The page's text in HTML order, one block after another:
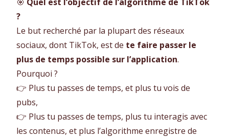
?
Le but recherché par la plupart des réseaux
sociaux, dont TikTok, est de te faire passer le
plus de temps possible sur l’application.
Pourquoi ?
👉 Plus tu passes de temps, et plus tu vois de
pubs,
👉 Plus tu passes de temps, plus tu interagis avec
les contenus, et plus l’algorithme enregistre de